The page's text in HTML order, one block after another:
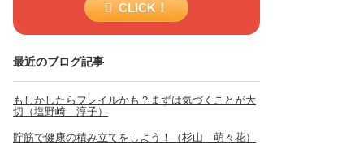
CLICK！
最近のブログ記事
もしかしたらフレイルかも？まずは気づくことが大
切（塩野崎 淳子）
貯筋で健康の積み立てをしよう！（杉山 萌々花）